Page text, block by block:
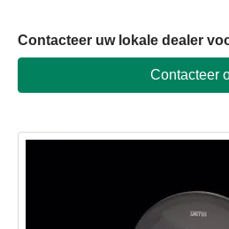
Contacteer uw lokale dealer
Contacteer